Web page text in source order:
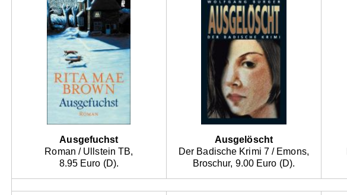
Ausgefuchst
Roman / Ullstein TB,
8.95 Euro (D).
Ausgelöscht
Der Badische Krimi 7 / Emons,
Broschur, 9.00 Euro (D).